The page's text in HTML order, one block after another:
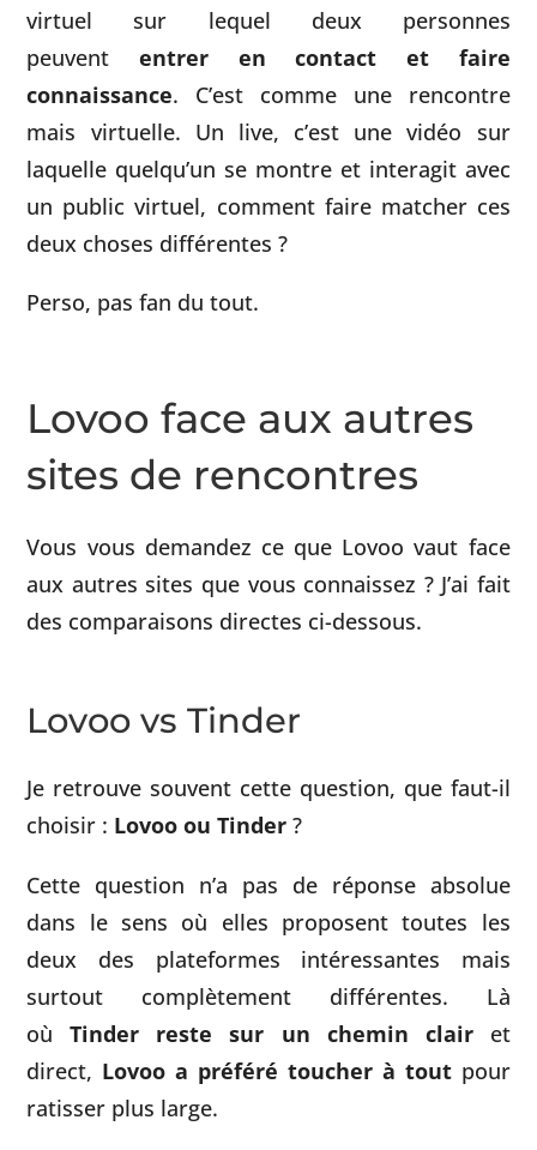
virtuel sur lequel deux personnes
peuvententrer en contact et faire
connaissance. C’est comme une rencontre
mais virtuelle. Un live, c’est une vidéo sur
laquelle quelqu’un se montre et interagit avec
un public virtuel, comment faire matcher ces
deux choses différentes ?
Perso, pas fan du tout.
Lovoo face aux autres
sites de rencontres
Vous vous demandez ce que Lovoo vaut face
aux autres sites que vous connaissez ? J’ai fait
des comparaisons directes ci-dessous.
Lovoo vs Tinder
Je retrouve souvent cette question, que faut-il
choisir : Lovoo ou Tinder ?
Cette question n’a pas de réponse absolue
dans le sens où elles proposent toutes les
deux des plateformes intéressantes mais
surtout complètement différentes. Là
oùTinder reste sur un chemin clairet
direct, Lovoo a préféré toucher à toutpour
ratisser plus large.